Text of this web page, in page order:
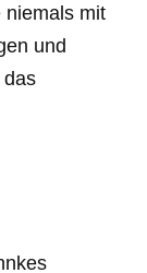
niemals mit
und
das